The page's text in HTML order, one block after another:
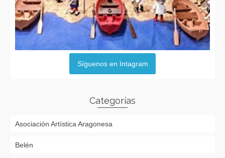
Síguenos en Intagram
Categorías
Asociación Artística Aragonesa
Belén